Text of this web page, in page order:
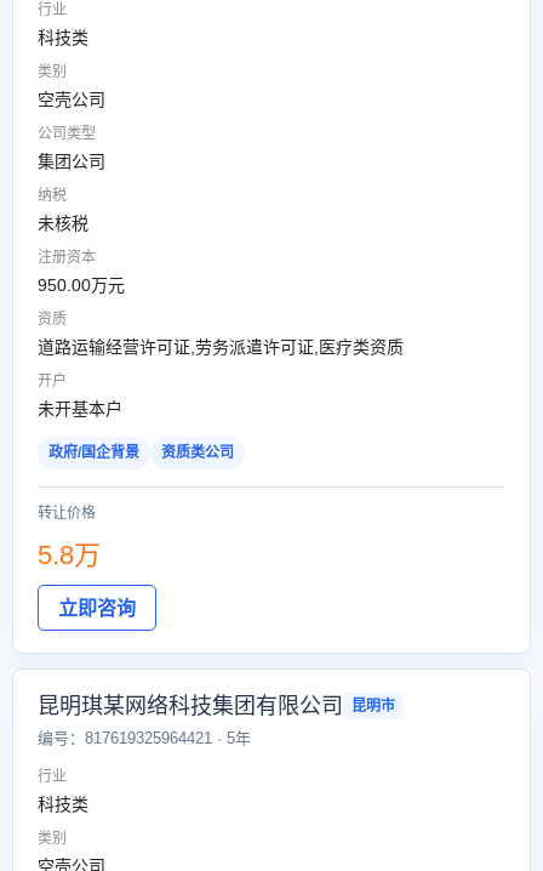
行业
科技类
类别
空壳公司
公司类型
集团公司
纳税
未核税
注册资本
950.00万元
资质
道路运输经营许可证,劳务派遣许可证,医疗类资质
开户
未开基本户
政府/国企背景 资质类公司
转让价格
5.8万
立即咨询
昆明琪某网络科技集团有限公司 昆明市
编号：817619325964421 · 5年
行业
科技类
类别
空壳公司